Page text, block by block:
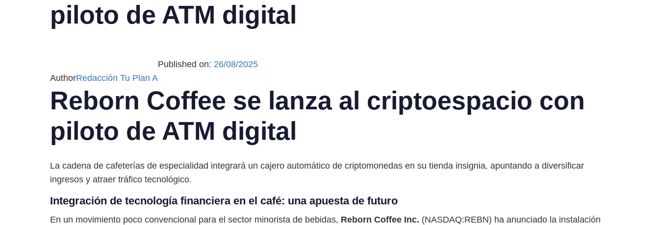
piloto de ATM digital
AuthorRedacción Tu Plan A
Published on: 26/08/2025
Reborn Coffee se lanza al criptoespacio con
piloto de ATM digital
La cadena de cafeterías de especialidad integrará un cajero automático de criptomonedas en su tienda insignia, apuntando a diversificar
ingresos y atraer tráfico tecnológico.
Integración de tecnología financiera en el café: una apuesta de futuro
En un movimiento poco convencional para el sector minorista de bebidas, Reborn Coffee Inc. (NASDAQ:REBN) ha anunciado la instalación